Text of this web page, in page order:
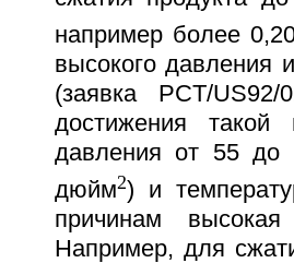
например более
высокого давления
(заявка PCT/
достижения такой
давления от 55
дюйм2) и
причинам высокая
Например, для